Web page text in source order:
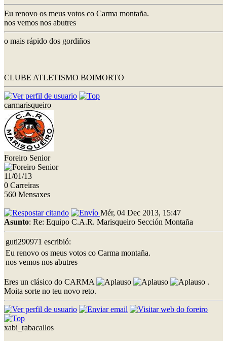
Eu renovo os meus votos co Carma montaña.
nos vemos nos abutres
o mais rápido dos gordiños
CLUBE ATLETISMO BOIMORTO
carmarisqueiro
Foreiro Senior
11/01/13
0 Carreiras
560 Mensaxes
Mér, 04 Dec 2013, 15:47
Asunto: Re: Equipo C.A.R. Marisqueiro Sección Montaña
guti290971 escribió:
Eu renovo os meus votos co Carma montaña.
nos vemos nos abutres
Eres un clásico do CARMA
.
Moita sorte no teu novo reto.
xabi_rabacallos